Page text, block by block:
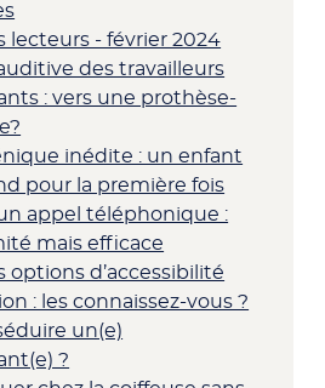
lecteurs - février 2024
des travailleurs
: vers une prothèse-
inédite : un enfant
pour la première fois
appel téléphonique :
mais efficace
options d’accessibilité
: les connaissez-vous ?
un(e)
?